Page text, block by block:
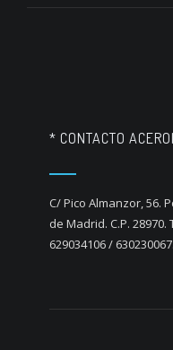
* CONTACTO
C/ Pico Almanzor, 56.
de Madrid. C.P. 28970.
629034106 /